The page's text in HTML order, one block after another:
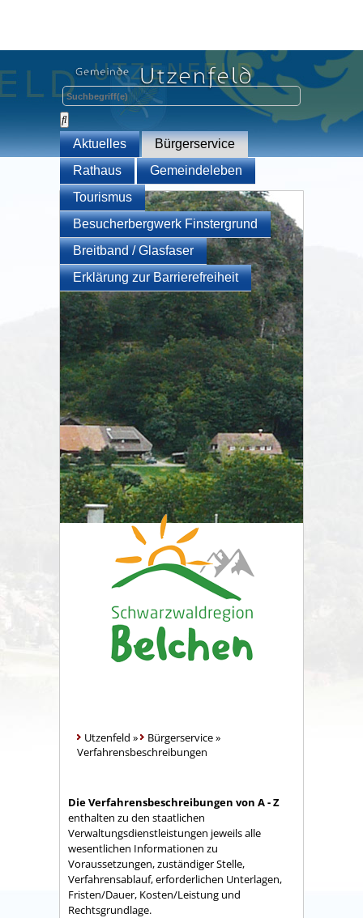
Aktuelles
Bürgerservice
Rathaus
Gemeindeleben
Tourismus
Besucherbergwerk Finstergrund
Breitband / Glasfaser
Erklärung zur Barrierefreiheit
Utzenfeld » Bürgerservice»
Verfahrensbeschreibungen
Die Verfahrensbeschreibungen von A - Z
enthalten zu den staatlichen
Verwaltungsdienstleistungen jeweils alle
wesentlichen Informationen zu
Voraussetzungen, zuständiger Stelle,
Verfahrensablauf, erforderlichen Unterlagen,
Fristen/Dauer, Kosten/Leistung und
Rechtsgrundlage.